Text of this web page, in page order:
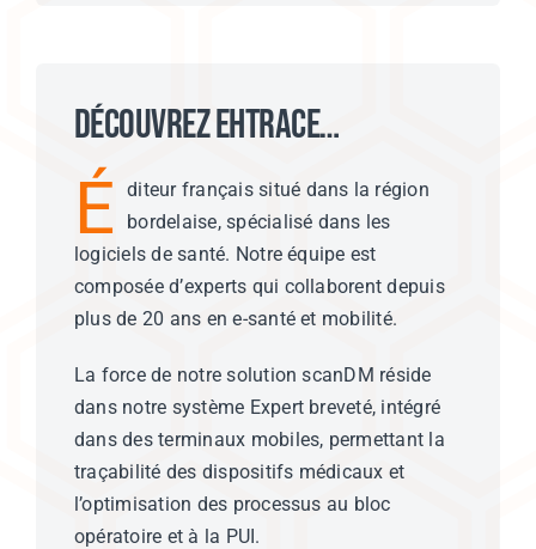
Découvrez Ehtrace…
É
diteur français situé dans la région
bordelaise, spécialisé dans les
logiciels de santé. Notre équipe est
composée d’experts qui collaborent depuis
plus de 20 ans en e-santé et mobilité.
La force de notre solution scanDM réside
dans notre système Expert breveté, intégré
dans des terminaux mobiles, permettant la
traçabilité des dispositifs médicaux et
l’optimisation des processus au bloc
opératoire et à la PUI.